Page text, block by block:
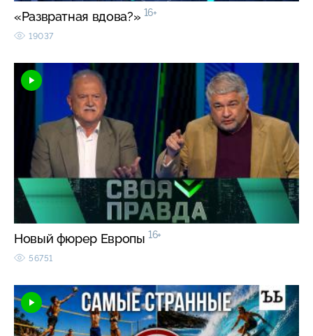
«Развратная вдова?» 16+
19037
Новый фюрер Европы 16+
56751